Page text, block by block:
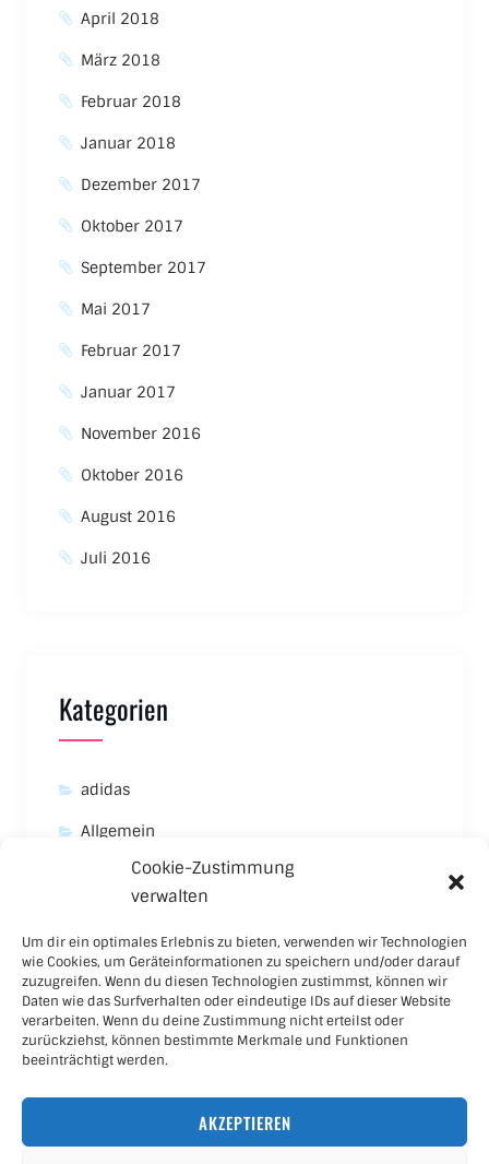
Cookie-Zustimmung
verwalten
Um dir ein optimales Erlebnis zu bieten, verwenden wir Technologien
wie Cookies, um Geräteinformationen zu speichern und/oder darauf
zuzugreifen. Wenn du diesen Technologien zustimmst, können wir
Daten wie das Surfverhalten oder eindeutige IDs auf dieser Website
verarbeiten. Wenn du deine Zustimmung nicht erteilst oder
zurückziehst, können bestimmte Merkmale und Funktionen
beeinträchtigt werden.
AKZEPTIEREN
April 2018
März 2018
Februar 2018
Januar 2018
Dezember 2017
Oktober 2017
September 2017
Mai 2017
Februar 2017
Januar 2017
November 2016
Oktober 2016
August 2016
Juli 2016
Kategorien
adidas
Allgemein
New Balance
Nike
Puma